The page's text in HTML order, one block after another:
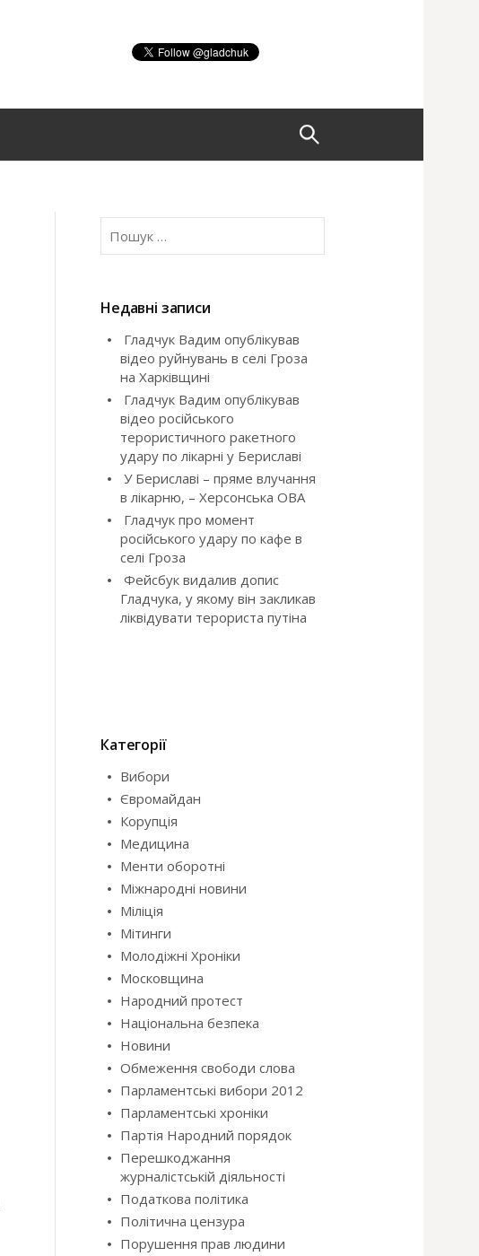
П
к
:
П
кНедавні записи
Гладчук Вадим опублікував
відео руйнувань в селі Гроза
на Харківщині
Гладчук Вадим опублікував
відео російського
терористичного ракетного
удару по лікарні у Бериславі
У Бериславі – пряме влучання
в лікарню, – Херсонська ОВА
Гладчук про момент
російського удару по кафе в
селі Гроза
Фейсбук видалив допис
Гладчука, у якому він закликав
ліквідувати терориста путіна
Категорії
Вибори
Євромайдан
Корупція
Медицина
Менти оборотні
Міжнародні новини
Міліція
Мітинги
Молодіжні Хроніки
Московщина
Народний протест
Національна безпека
Новини
Обмеження свободи слова
Парламентські вибори 2012
Парламентські хроніки
Партія Народний порядок
Перешкоджання
журналістській діяльності
Податкова політика
Політична цензура
Порушення прав людини